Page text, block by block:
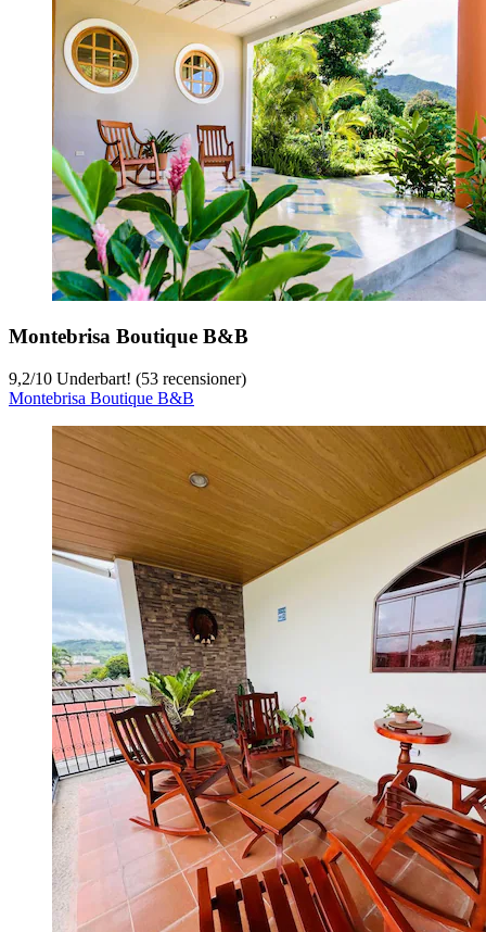
Montebrisa Boutique B&B
9,2/10 Underbart! (53 recensioner)
Montebrisa Boutique B&B